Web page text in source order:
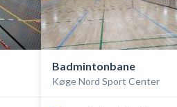
Badmintonbane
Køge Nord Sport Center